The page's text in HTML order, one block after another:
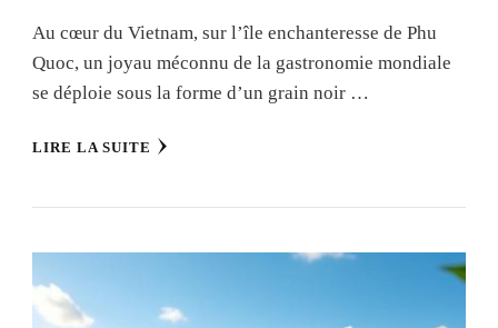
Au cœur du Vietnam, sur l’île enchanteresse de Phu
Quoc, un joyau méconnu de la gastronomie mondiale
se déploie sous la forme d’un grain noir …
LIRE LA SUITE